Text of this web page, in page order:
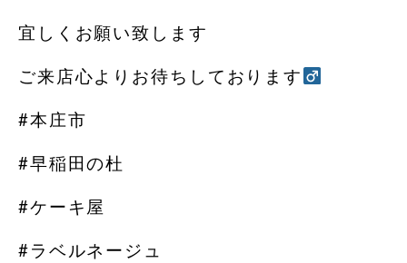
宜しくお願い致します
ご来店心よりお待ちしております‍
#本庄市
#早稲田の杜
#ケーキ屋
#ラベルネージュ